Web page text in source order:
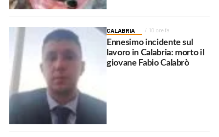
CALABRIA 10 ore fa
Ennesimo incidente sul
lavoro in Calabria: morto il
giovane Fabio Calabrò